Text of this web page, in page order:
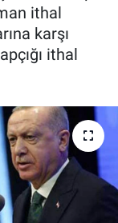
ithal
karşı
ithal